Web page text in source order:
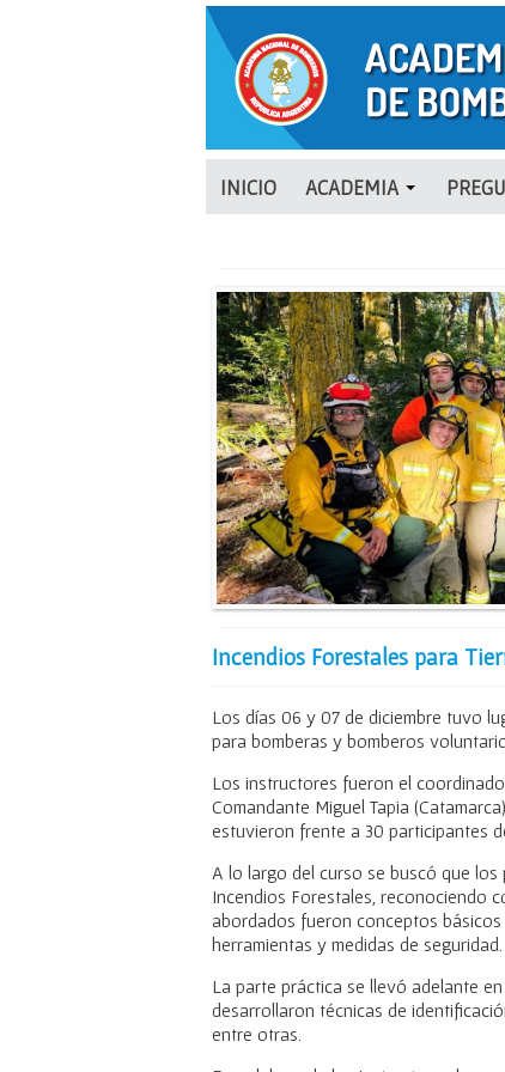
INICIO ACADEMIA
Incendios Forestales para
Los días 06 y 07 de diciembre tuvo
para bomberas y bomberos
Los instructores fueron el
Comandante Miguel Tapia
estuvieron frente a 30 participantes
A lo largo del curso se buscó que
Incendios Forestales, reconociendo
abordados fueron conceptos
herramientas y medidas de seguridad.
La parte práctica se llevó adelante
desarrollaron técnicas de
entre otras.